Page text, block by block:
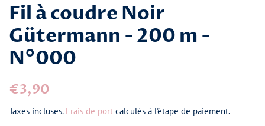
Fil à coudre Noir
Gütermann - 200 m -
N°000
Prix
€3,90
Taxes incluses. Frais de port calculés à l'étape de paiement.